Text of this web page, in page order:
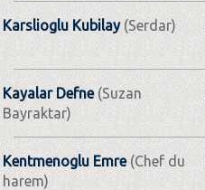
Karslioglu Kubilay(Serdar)
Kayalar Defne(Suzan
Bayraktar)
Kentmenoglu Emre(Chef du
harem)